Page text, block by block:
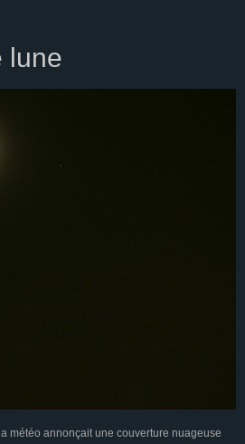
lune
météo annonçait une couverture nuageuse